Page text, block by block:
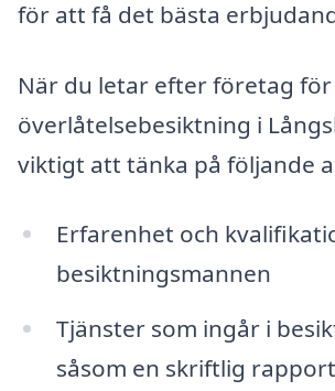
för att få det bästa
När du letar efter företag för
överlåtelsebesiktning i
viktigt att tänka på följande
Erfarenhet och
besiktningsmannen
Tjänster som ingår i
såsom en skriftlig rapport